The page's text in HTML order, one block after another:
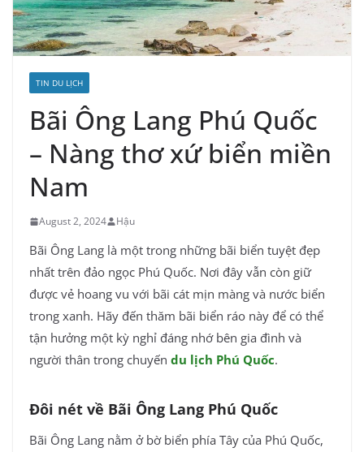
TIN DU LỊCH
Bãi Ông Lang Phú Quốc
– Nàng thơ xứ biển miền
Nam
August 2, 2024 Hậu
Bãi Ông Lang là một trong những bãi biển tuyệt đẹp
nhất trên đảo ngọc Phú Quốc. Nơi đây vẫn còn giữ
được vẻ hoang vu với bãi cát mịn màng và nước biển
trong xanh. Hãy đến thăm bãi biển ráo này để có thể
tận hưởng một kỳ nghỉ đáng nhớ bên gia đình và
người thân trong chuyến du lịch Phú Quốc.
Đôi nét về Bãi Ông Lang Phú Quốc
Bãi Ông Lang nằm ở bờ biển phía Tây của Phú Quốc,